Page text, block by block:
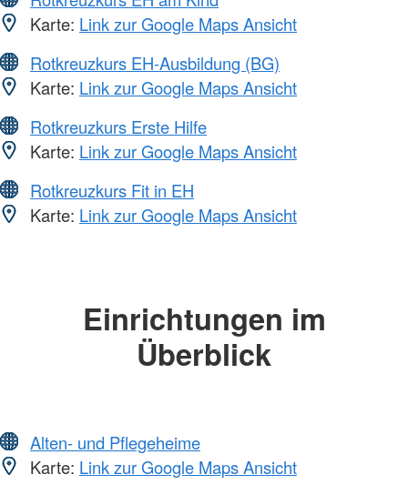
Karte: Link zur Google Maps Ansicht
Rotkreuzkurs EH-Ausbildung (BG)
Karte: Link zur Google Maps Ansicht
Rotkreuzkurs Erste Hilfe
Karte: Link zur Google Maps Ansicht
Rotkreuzkurs Fit in EH
Karte: Link zur Google Maps Ansicht
Einrichtungen im
Überblick
Alten- und Pflegeheime
Karte: Link zur Google Maps Ansicht